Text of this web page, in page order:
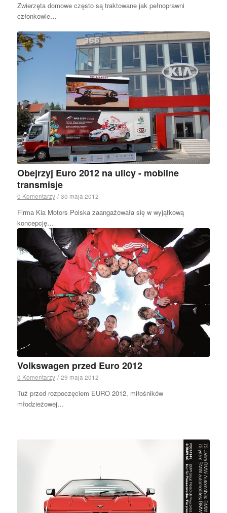
Zwierzęta domowe często są traktowane jak pełnoprawni
członkowie…
Obejrzyj Euro 2012 na ulicy - mobilne
transmisje
0 Komentarzy / 30 maja 2012
Firma Kia Motors Polska zaangażowała się w wyjątkową
koncepcję…
Volkswagen przed Euro 2012
0 Komentarzy / 29 maja 2012
Tuż przed rozpoczęciem EURO 2012, miłośników
młodzieżowej…